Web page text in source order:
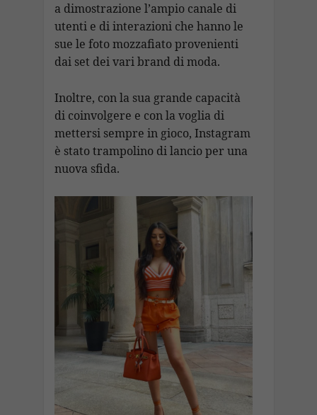
a dimostrazione l’ampio canale di
utenti e di interazioni che hanno le
sue le foto mozzafiato provenienti
dai set dei vari brand di moda.
Inoltre, con la sua grande capacità
di coinvolgere e con la voglia di
mettersi sempre in gioco, Instagram
è stato trampolino di lancio per una
nuova sfida.